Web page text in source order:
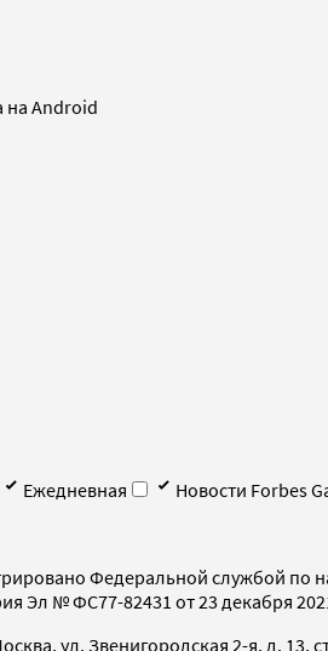
на Android
Ежедневная
Новости Forbes
Федеральной службой по
Эл № ФС77-82431 от 23 декабря
ул. Звенигородская 2-я, д. 13,